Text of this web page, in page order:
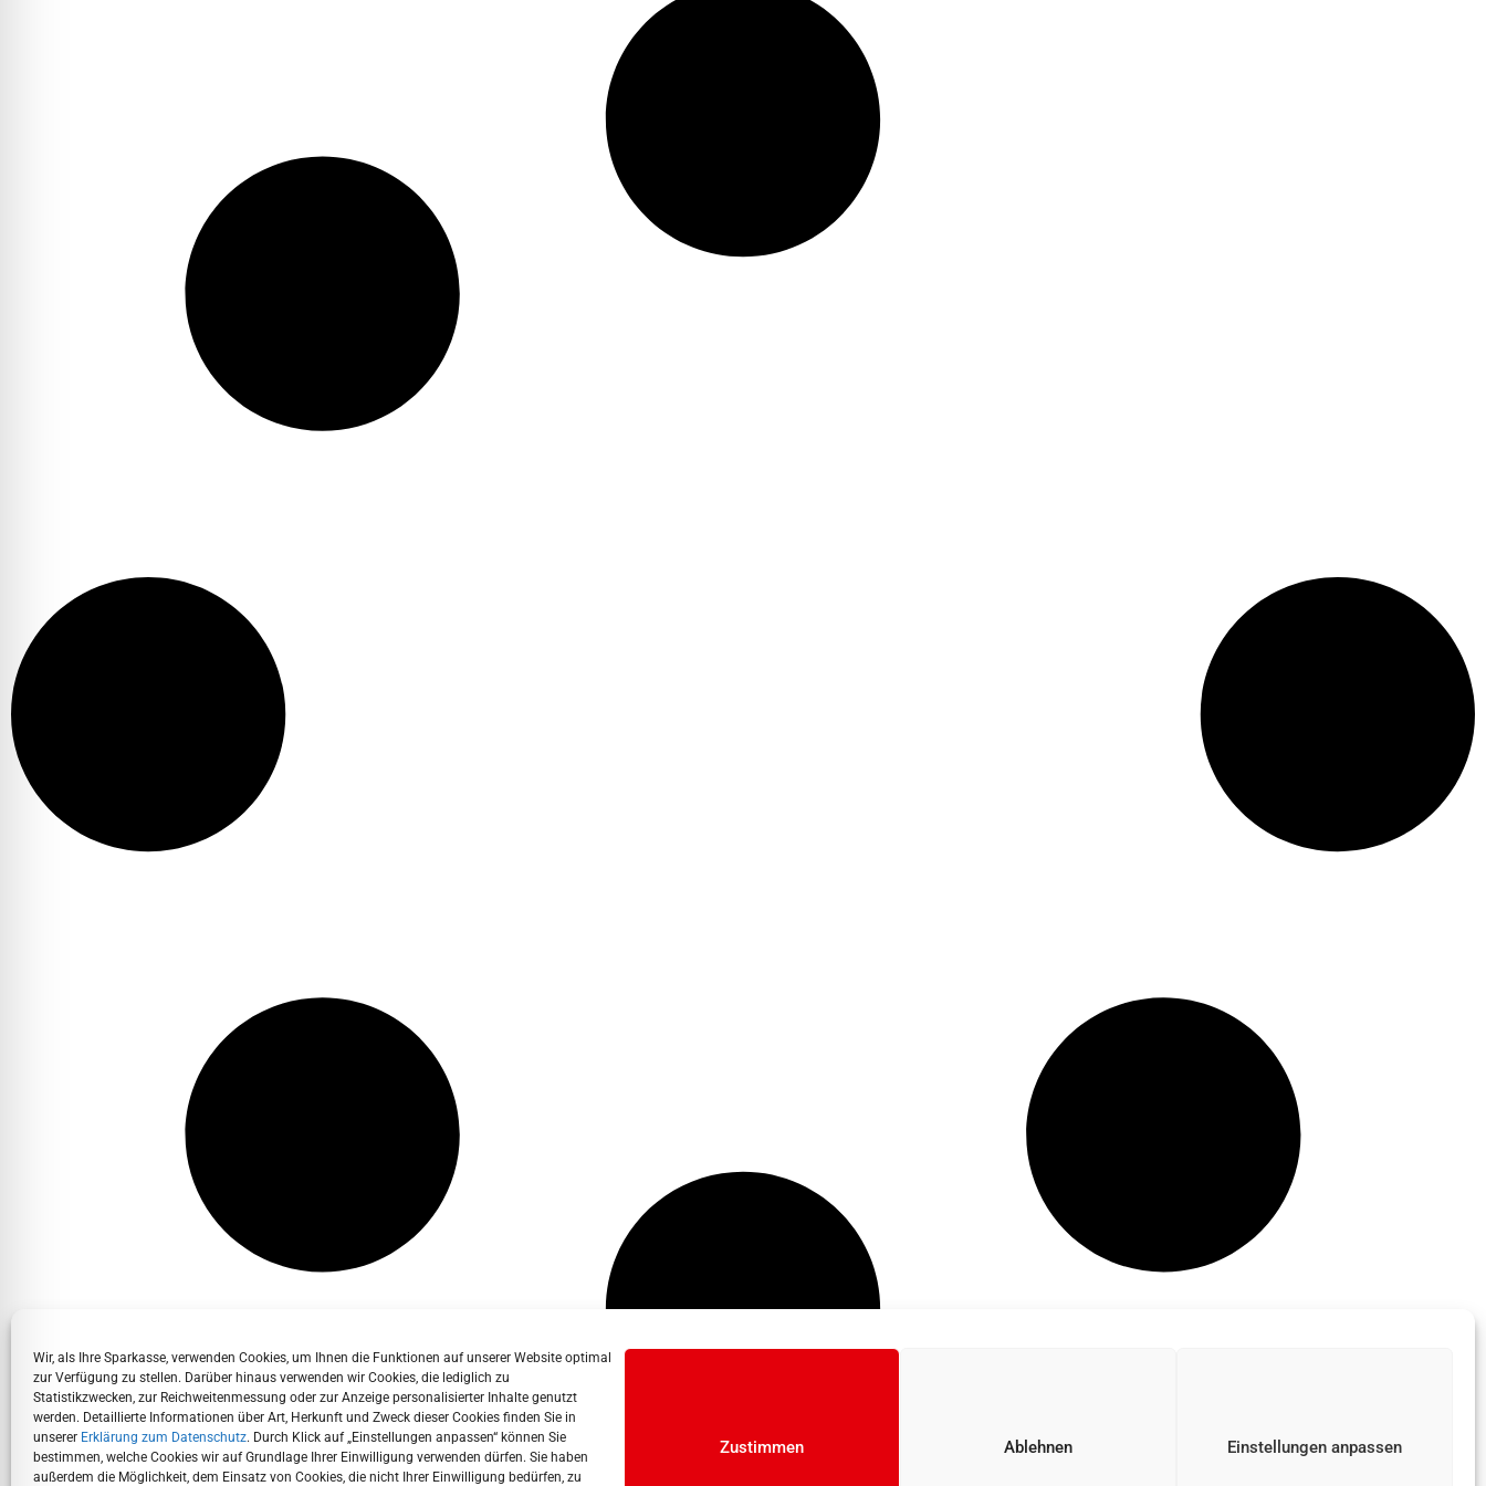
Wir, als Ihre Sparkasse, verwenden Cookies, um Ihnen die Funktionen auf unserer Website optimal
zur Verfügung zu stellen. Darüber hinaus verwenden wir Cookies, die lediglich zu
Statistikzwecken, zur Reichweitenmessung oder zur Anzeige personalisierter Inhalte genutzt
werden. Detaillierte Informationen über Art, Herkunft und Zweck dieser Cookies finden Sie in
unserer Erklärung zum Datenschutz. Durch Klick auf „Einstellungen anpassen“ können Sie
bestimmen, welche Cookies wir auf Grundlage Ihrer Einwilligung verwenden dürfen. Sie haben
außerdem die Möglichkeit, dem Einsatz von Cookies, die nicht Ihrer Einwilligung bedürfen, zu
Zustimmen Ablehnen Einstellungen anpassen